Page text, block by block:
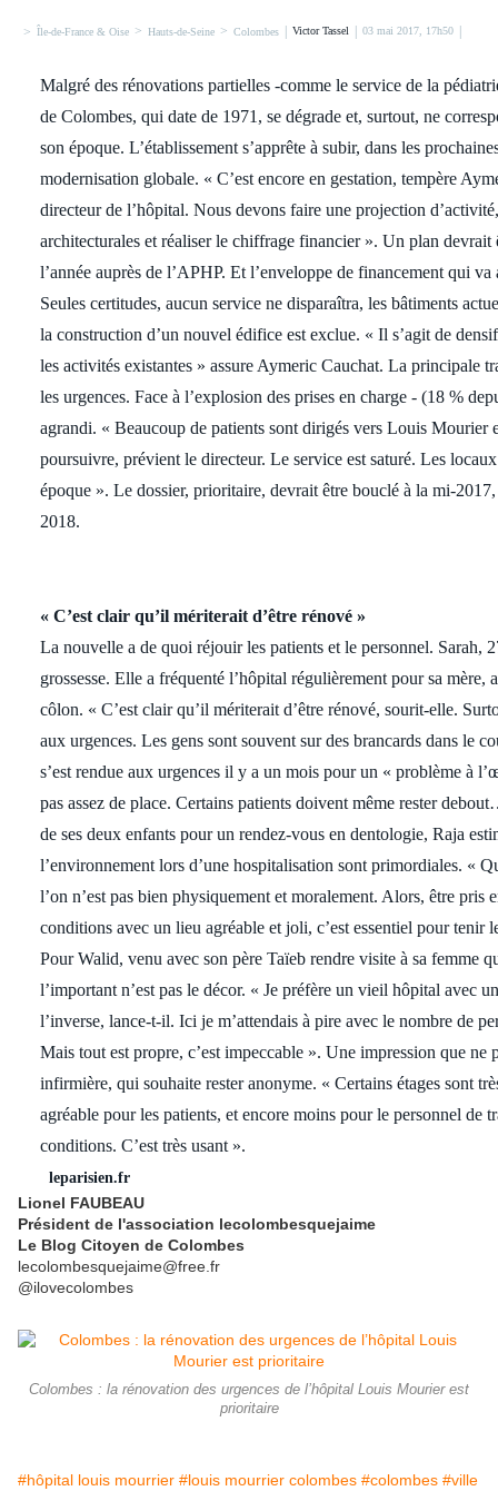
> Île-de-France & Oise > Hauts-de-Seine > Colombes Victor Tassel 03 mai 2017, 17h50
Malgré des rénovations partielles -comme le service de la
de Colombes, qui date de 1971, se dégrade et, surtout, ne
son époque. L’établissement s’apprête à subir, dans les
modernisation globale. « C’est encore en gestation, tempère
directeur de l’hôpital. Nous devons faire une projection
architecturales et réaliser le chiffrage financier ». Un plan
l’année auprès de l’APHP. Et l’enveloppe de financement qui va
Seules certitudes, aucun service ne disparaîtra, les bâtiments
la construction d’un nouvel édifice est exclue. « Il s’agit de
les activités existantes » assure Aymeric Cauchat. La principale
les urgences. Face à l’explosion des prises en charge - (18 %
agrandi. « Beaucoup de patients sont dirigés vers Louis Mourier
poursuivre, prévient le directeur. Le service est saturé. Les
époque ». Le dossier, prioritaire, devrait être bouclé à la mi-
2018.
« C’est clair qu’il mériterait d’être rénové »
La nouvelle a de quoi réjouir les patients et le personnel. Sarah,
grossesse. Elle a fréquenté l’hôpital régulièrement pour sa mère,
côlon. « C’est clair qu’il mériterait d’être rénové, sourit-elle.
aux urgences. Les gens sont souvent sur des brancards dans le
s’est rendue aux urgences il y a un mois pour un « problème à
pas assez de place. Certains patients doivent même rester
de ses deux enfants pour un rendez-vous en dentologie, Raja
l’environnement lors d’une hospitalisation sont primordiales. «
l’on n’est pas bien physiquement et moralement. Alors, être pris
conditions avec un lieu agréable et joli, c’est essentiel pour tenir
Pour Walid, venu avec son père Taïeb rendre visite à sa femme
l’important n’est pas le décor. « Je préfère un vieil hôpital avec
l’inverse, lance-t-il. Ici je m’attendais à pire avec le nombre de
Mais tout est propre, c’est impeccable ». Une impression que ne
infirmière, qui souhaite rester anonyme. « Certains étages sont
agréable pour les patients, et encore moins pour le personnel de
conditions. C’est très usant ».
leparisien.fr
Lionel FAUBEAU
Président de l'association lecolombesquejaime
Le Blog Citoyen de Colombes
lecolombesquejaime@free.fr
@ilovecolombes
Colombes : la rénovation des urgences de l’hôpital Louis Mourier est
prioritaire
#hôpital louis mourrier #louis mourrier colombes #colombes #ville